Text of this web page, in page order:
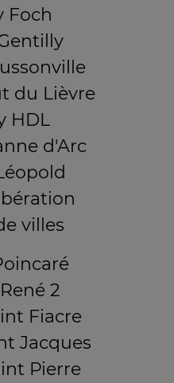
Foch
du Lièvre
HDL
d'Arc
villes
2
Fiacre
Jacques
Pierre